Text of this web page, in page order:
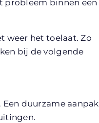
probleem binnen een
weer het toelaat. Zo
bij de volgende
duurzame aanpak